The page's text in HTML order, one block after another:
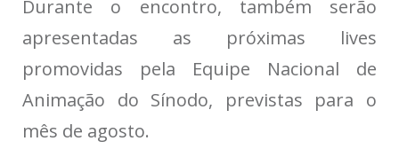
Durante o encontro, também serão
apresentadas as próximas lives
promovidas pela Equipe Nacional de
Animação do Sínodo, previstas para o
mês de agosto.